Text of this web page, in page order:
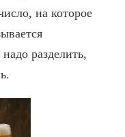
на которое
разделить,